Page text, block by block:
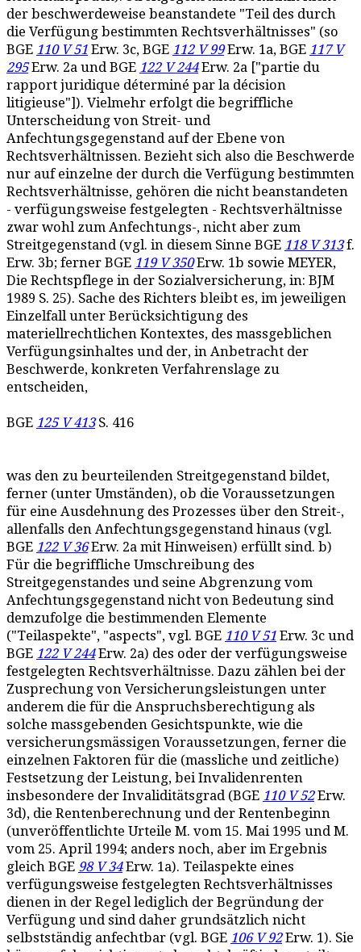
der beschwerdeweise beanstandete "Teil des durch
die Verfügung bestimmten Rechtsverhältnisses" (so
BGE 110 V 51 Erw. 3c, BGE 112 V 99Erw. 1a, BGE 117 V
295Erw. 2a und BGE 122 V 244Erw. 2a ["partie du
rapport juridique déterminé par la décision
litigieuse"]). Vielmehr erfolgt die begriffliche
Unterscheidung von Streit- und
Anfechtungsgegenstand auf der Ebene von
Rechtsverhältnissen. Bezieht sich also die Beschwerde
nur auf einzelne der durch die Verfügung bestimmten
Rechtsverhältnisse, gehören die nicht beanstandeten
- verfügungsweise festgelegten - Rechtsverhältnisse
zwar wohl zum Anfechtungs-, nicht aber zum
Streitgegenstand (vgl. in diesem Sinne BGE 118 V 313f.
Erw. 3b; ferner BGE 119 V 350Erw. 1b sowie MEYER,
Die Rechtspflege in der Sozialversicherung, in: BJM
1989 S. 25). Sache des Richters bleibt es, im jeweiligen
Einzelfall unter Berücksichtigung des
materiellrechtlichen Kontextes, des massgeblichen
Verfügungsinhaltes und der, in Anbetracht der
Beschwerde, konkreten Verfahrenslage zu
entscheiden,
BGE 125 V 413S. 416
was den zu beurteilenden Streitgegenstand bildet,
ferner (unter Umständen), ob die Voraussetzungen
für eine Ausdehnung des Prozesses über den Streit-,
allenfalls den Anfechtungsgegenstand hinaus (vgl.
BGE 122 V 36Erw. 2a mit Hinweisen) erfüllt sind. b)
Für die begriffliche Umschreibung des
Streitgegenstandes und seine Abgrenzung vom
Anfechtungsgegenstand nicht von Bedeutung sind
demzufolge die bestimmenden Elemente
("Teilaspekte", "aspects", vgl. BGE 110 V 51 Erw. 3c und
BGE 122 V 244Erw. 2a) des oder der verfügungsweise
festgelegten Rechtsverhältnisse. Dazu zählen bei der
Zusprechung von Versicherungsleistungen unter
anderem die für die Anspruchsberechtigung als
solche massgebenden Gesichtspunkte, wie die
versicherungsmässigen Voraussetzungen, ferner die
einzelnen Faktoren für die (massliche und zeitliche)
Festsetzung der Leistung, bei Invalidenrenten
insbesondere der Invaliditätsgrad (BGE 110 V 52Erw.
3d), die Rentenberechnung und der Rentenbeginn
(unveröffentlichte Urteile M. vom 15. Mai 1995 und M.
vom 25. April 1994; anders noch, aber im Ergebnis
gleich BGE 98 V 34Erw. 1a). Teilaspekte eines
verfügungsweise festgelegten Rechtsverhältnisses
dienen in der Regel lediglich der Begründung der
Verfügung und sind daher grundsätzlich nicht
selbstständig anfechtbar (vgl. BGE 106 V 92Erw. 1). Sie